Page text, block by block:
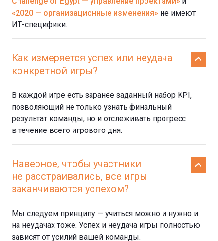
«2020 — организационные изменения» не имеют
ИТ-специфики.
Как измеряется успех или неудача
конкретной игры?
В каждой игре есть заранее заданный набор KPI,
позволяющий не только узнать финальный
результат команды, но и отслеживать прогресс
в течение всего игрового дня.
Наверное, чтобы участники
не расстраивались, все игры
заканчиваются успехом?
Мы следуем принципу — учиться можно и нужно и
на неудачах тоже. Успех и неудача игры полностью
зависят от усилий вашей команды.